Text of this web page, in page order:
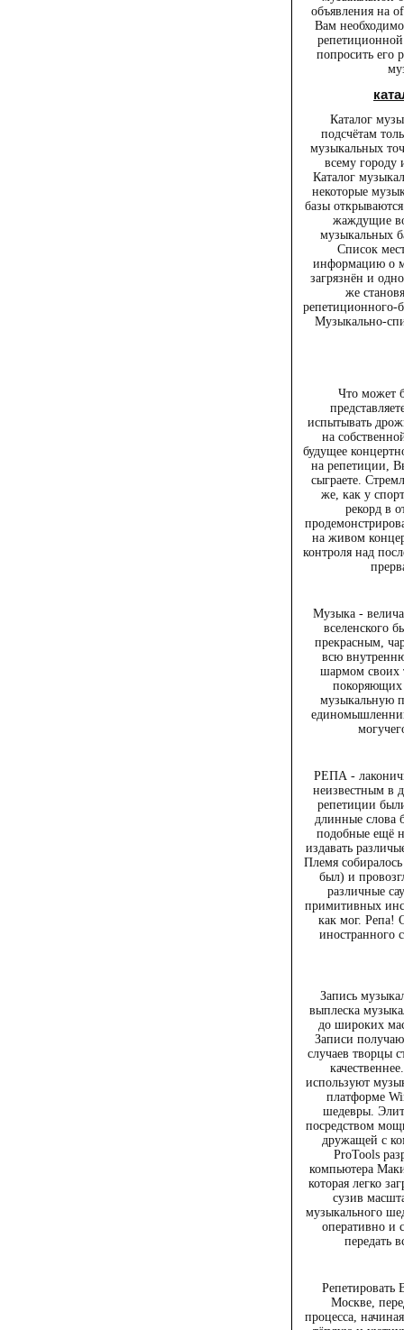
объявления на
Вам необходимо
попросить его
Каталог
подсчётам
музыкальных
всему городу
Каталог
некоторые
базы
жаждущие
музыкальных
Список
информацию о
загрязнён и
же
репетиционного-
Музыкально-
Что может
испытывать
на
будущее
на репетиции,
сыграете.
же, как у
рекорд в
на живом
контроля над
Музыка -
вселенского
прекрасным,
всю
шармом своих
покоряющих
музыкальную
РЕПА -
неизвестным в
репетиции
длинные слова
подобные ещё
издавать
Племя
был) и
различные
примитивных
как мог. Репа!
иностранного
Запись
выплеска
до широких
Записи
случаев творцы
используют
платформе
шедевры.
посредством
дружащей с
ProTools
компьютера
которая легко
сузив
музыкального
оперативно и
передать
Репетировать
Москве,
процесса,